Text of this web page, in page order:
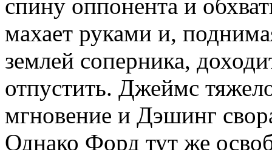
спину оппонента и
махает руками и,
землей соперника,
отпустить. Джеймс
мгновение и Дэшинг
Однако Форд тут же